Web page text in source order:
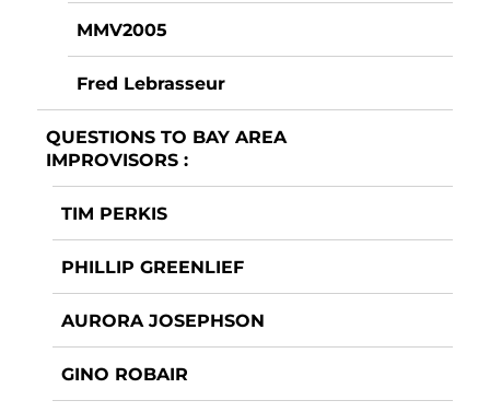
MMV2005
Fred Lebrasseur
QUESTIONS TO BAY AREA
IMPROVISORS :
TIM PERKIS
PHILLIP GREENLIEF
AURORA JOSEPHSON
GINO ROBAIR